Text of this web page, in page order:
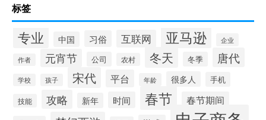
标签
专业 中国 习俗 互联网 亚马逊 企业
作者 元宵节 公司 农村 冬天 冬季 唐代
学校 孩子 宋代 平台 年龄 很多人 手机
技能 攻略 新年 时间 春节 春节期间